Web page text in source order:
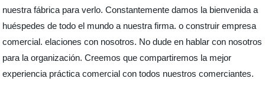
nuestra fábrica para verlo. Constantemente damos la bienvenida a
huéspedes de todo el mundo a nuestra firma. o construir empresa
comercial. elaciones con nosotros. No dude en hablar con nosotros
para la organización. Creemos que compartiremos la mejor
experiencia práctica comercial con todos nuestros comerciantes.